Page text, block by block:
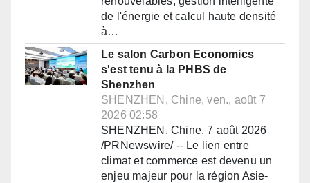
de l'énergie et calcul haute densité
à…
Le salon Carbon Economics
s'est tenu à la PHBS de
Shenzhen
SHENZHEN, Chine, ven., août 7
2026 02:58
SHENZHEN, Chine, 7 août 2026
/PRNewswire/ -- Le lien entre
climat et commerce est devenu un
enjeu majeur pour la région Asie-